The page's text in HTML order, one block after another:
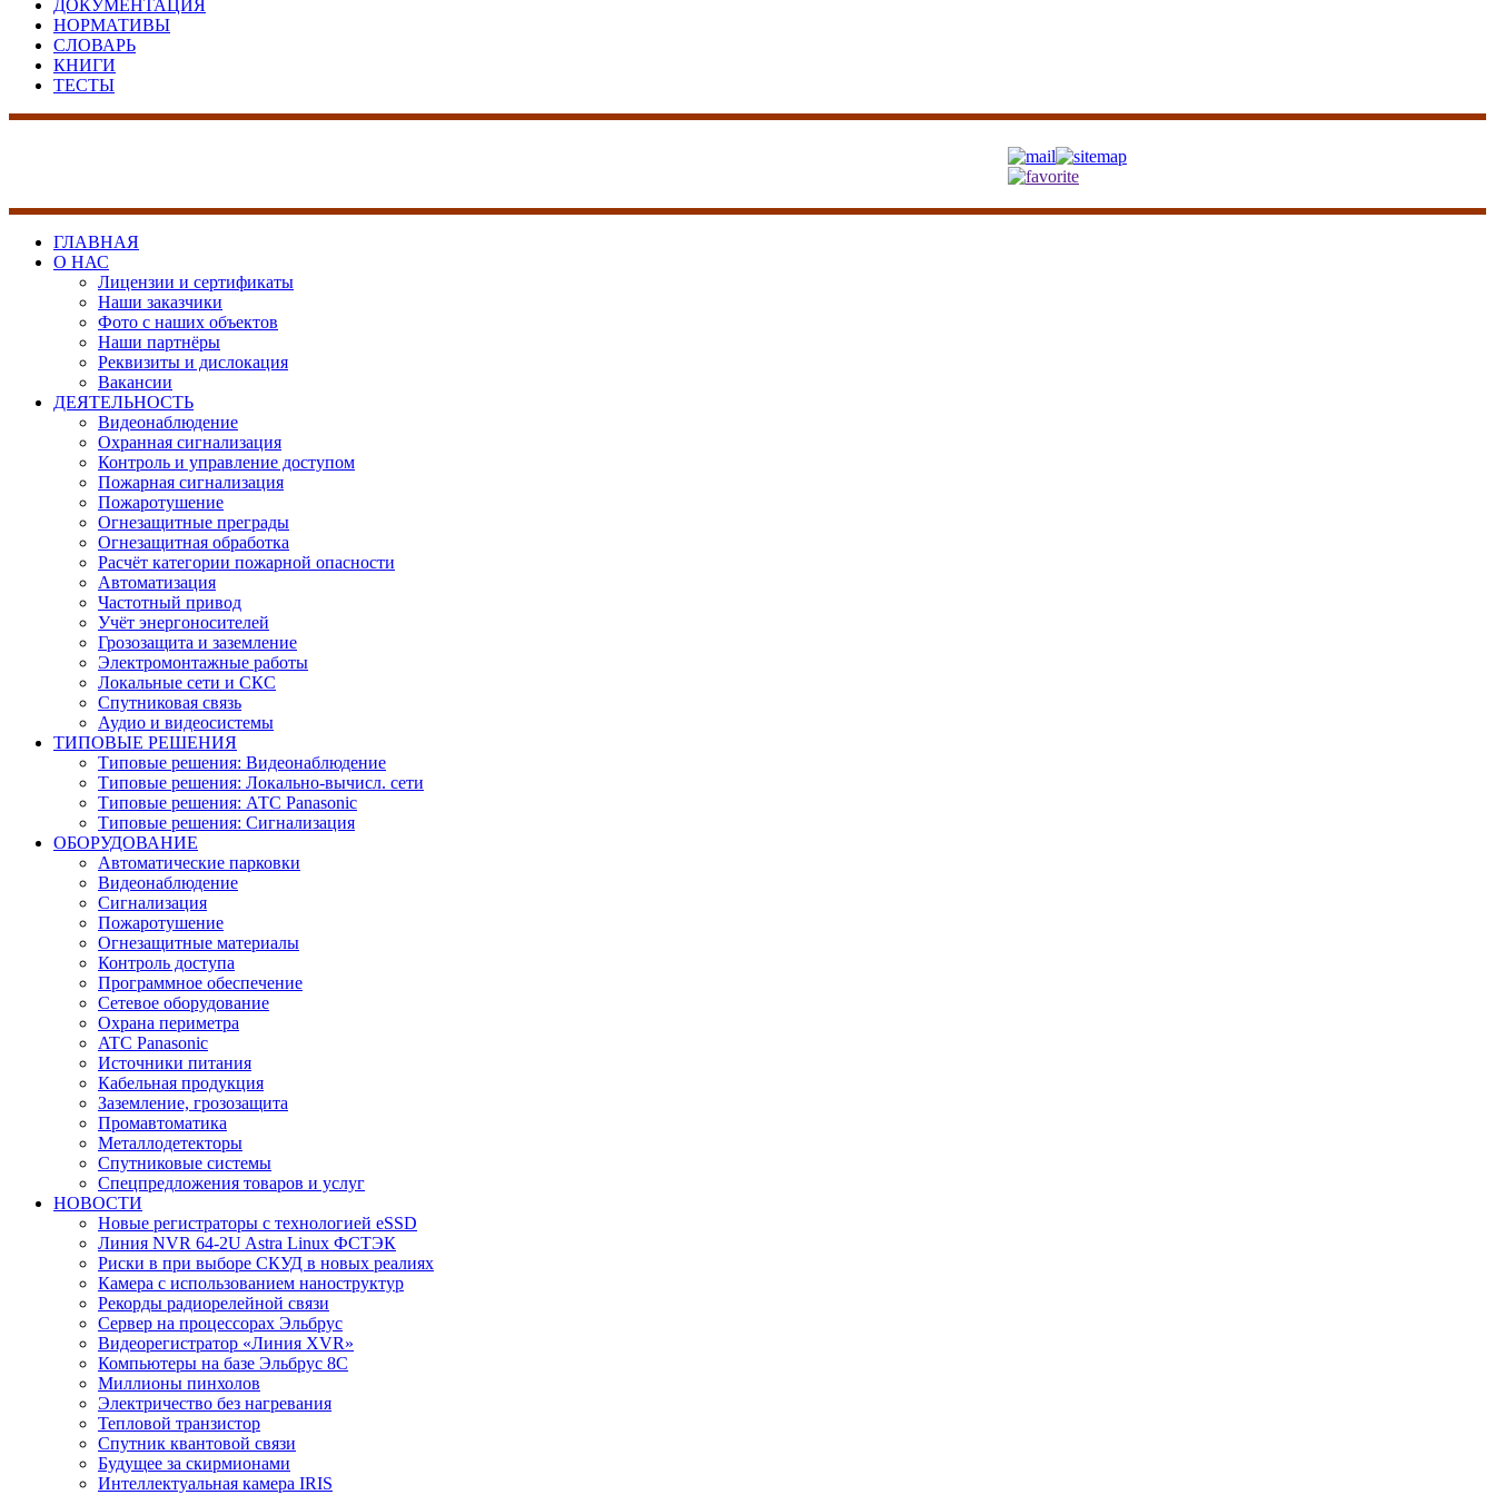
ДОКУМЕНТАЦИЯ
НОРМАТИВЫ
СЛОВАРЬ
КНИГИ
ТЕСТЫ
ГЛАВНАЯ
О НАС
Лицензии и сертификаты
Наши заказчики
Фото с наших объектов
Наши партнёры
Реквизиты и дислокация
Вакансии
ДЕЯТЕЛЬНОСТЬ
Видеонаблюдение
Охранная сигнализация
Контроль и управление доступом
Пожарная сигнализация
Пожаротушение
Огнезащитные преграды
Огнезащитная обработка
Расчёт категории пожарной опасности
Автоматизация
Частотный привод
Учёт энергоносителей
Грозозащита и заземление
Электромонтажные работы
Локальные сети и СКС
Спутниковая связь
Аудио и видеосистемы
ТИПОВЫЕ РЕШЕНИЯ
Типовые решения: Видеонаблюдение
Типовые решения: Локально-вычисл. сети
Типовые решения: АТС Panasonic
Типовые решения: Сигнализация
ОБОРУДОВАНИЕ
Автоматические парковки
Видеонаблюдение
Сигнализация
Пожаротушение
Огнезащитные материалы
Контроль доступа
Программное обеспечение
Сетевое оборудование
Охрана периметра
ATC Panasonic
Источники питания
Кабельная продукция
Заземление, грозозащита
Промавтоматика
Металлодетекторы
Спутниковые системы
Спецпредложения товаров и услуг
НОВОСТИ
Новые регистраторы с технологией eSSD
Линия NVR 64-2U Astra Linux ФСТЭК
Риски в при выборе СКУД в новых реалиях
Камера с использованием наноструктур
Рекорды радиорелейной связи
Сервер на процессорах Эльбрус
Видеорегистратор «Линия XVR»
Компьютеры на базе Эльбрус 8С
Миллионы пинхолов
Электричество без нагревания
Тепловой транзистор
Спутник квантовой связи
Будущее за скирмионами
Интеллектуальная камера IRIS